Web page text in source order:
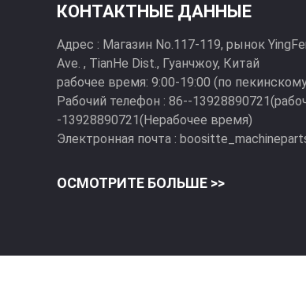
КОНТАКТНЫЕ ДАННЫЕ
Адрес : Магазин No.117-119, рынок
Ave. , TianHe Dist., Гуанчжоу, Китай
рабочее время: 9:00-19:00 (по
Рабочий телефон : 86--
-13928890721(Нерабочее время)
Электронная почта :
ОСМОТРИТЕ БОЛЬШЕ >>